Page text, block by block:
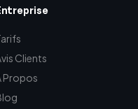
Clients
Propos